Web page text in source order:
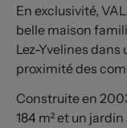
En exclusivité,
belle maison
Lez-Yvelines
proximité des
Construite en
184 m² et un